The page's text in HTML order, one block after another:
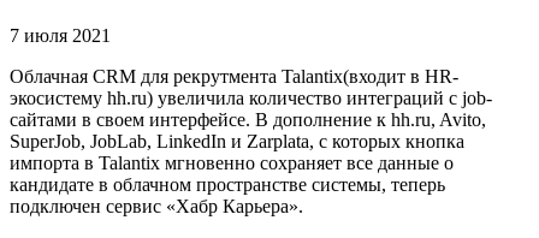
7 июля 2021
Облачная CRM для рекрутмента Talantix(входит в HR-
экосистему hh.ru) увеличила количество интеграций с job-
сайтами в своем интерфейсе. В дополнение к hh.ru, Avito,
SuperJob, JobLab, LinkedIn и Zarplata, с которых кнопка
импорта в Talantix мгновенно сохраняет все данные о
кандидате в облачном пространстве системы, теперь
подключен сервис «Хабр Карьера».